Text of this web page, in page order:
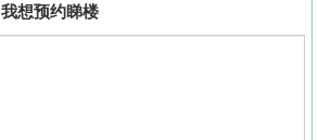
我想预约睇楼